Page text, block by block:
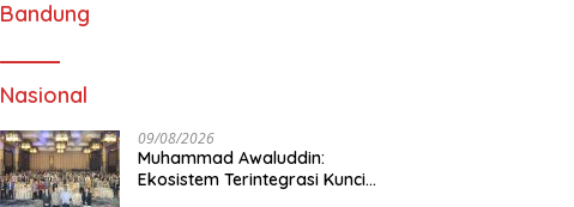
Bandung
Nasional
09/08/2026
Muhammad Awaluddin:
Ekosistem Terintegrasi Kunci